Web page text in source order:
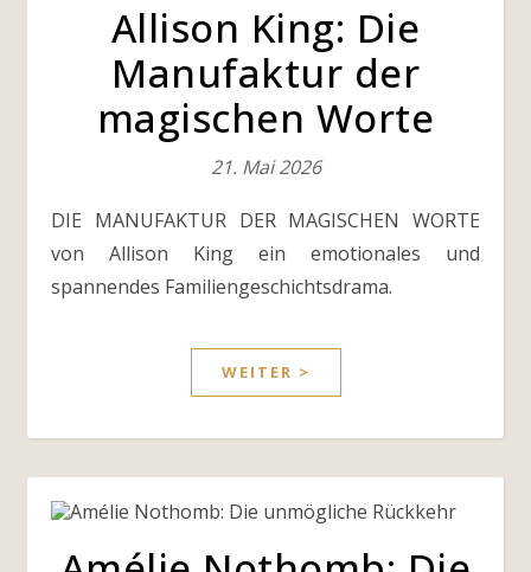
Allison King: Die
Manufaktur der
magischen Worte
21. Mai 2026
DIE MANUFAKTUR DER MAGISCHEN WORTE
von Allison King ein emotionales und
spannendes Familiengeschichtsdrama.
WEITER >